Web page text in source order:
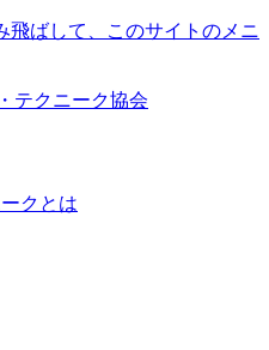
飛ばして、このサイトのメニ
クとは